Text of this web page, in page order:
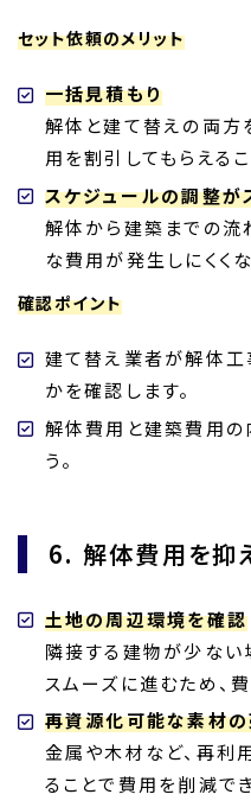
セット依頼のメリット
一括見積もり
解体と建て替えの両方
用を割引してもらえる
スケジュールの調整が
解体から建築までの流
な費用が発生しにくくな
確認ポイント
建て替え業者が解体工
かを確認します。
解体費用と建築費用の
う。
6. 解体費用を抑
土地の周辺環境を確認
隣接する建物が少ない
スムーズに進むため、
再資源化可能な素材
金属や木材など、再利
ることで費用を削減で